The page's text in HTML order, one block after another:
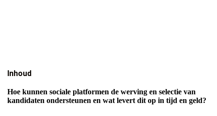
Inhoud
Hoe kunnen sociale platformen de werving en selectie van
kandidaten ondersteunen en wat levert dit op in tijd en geld?